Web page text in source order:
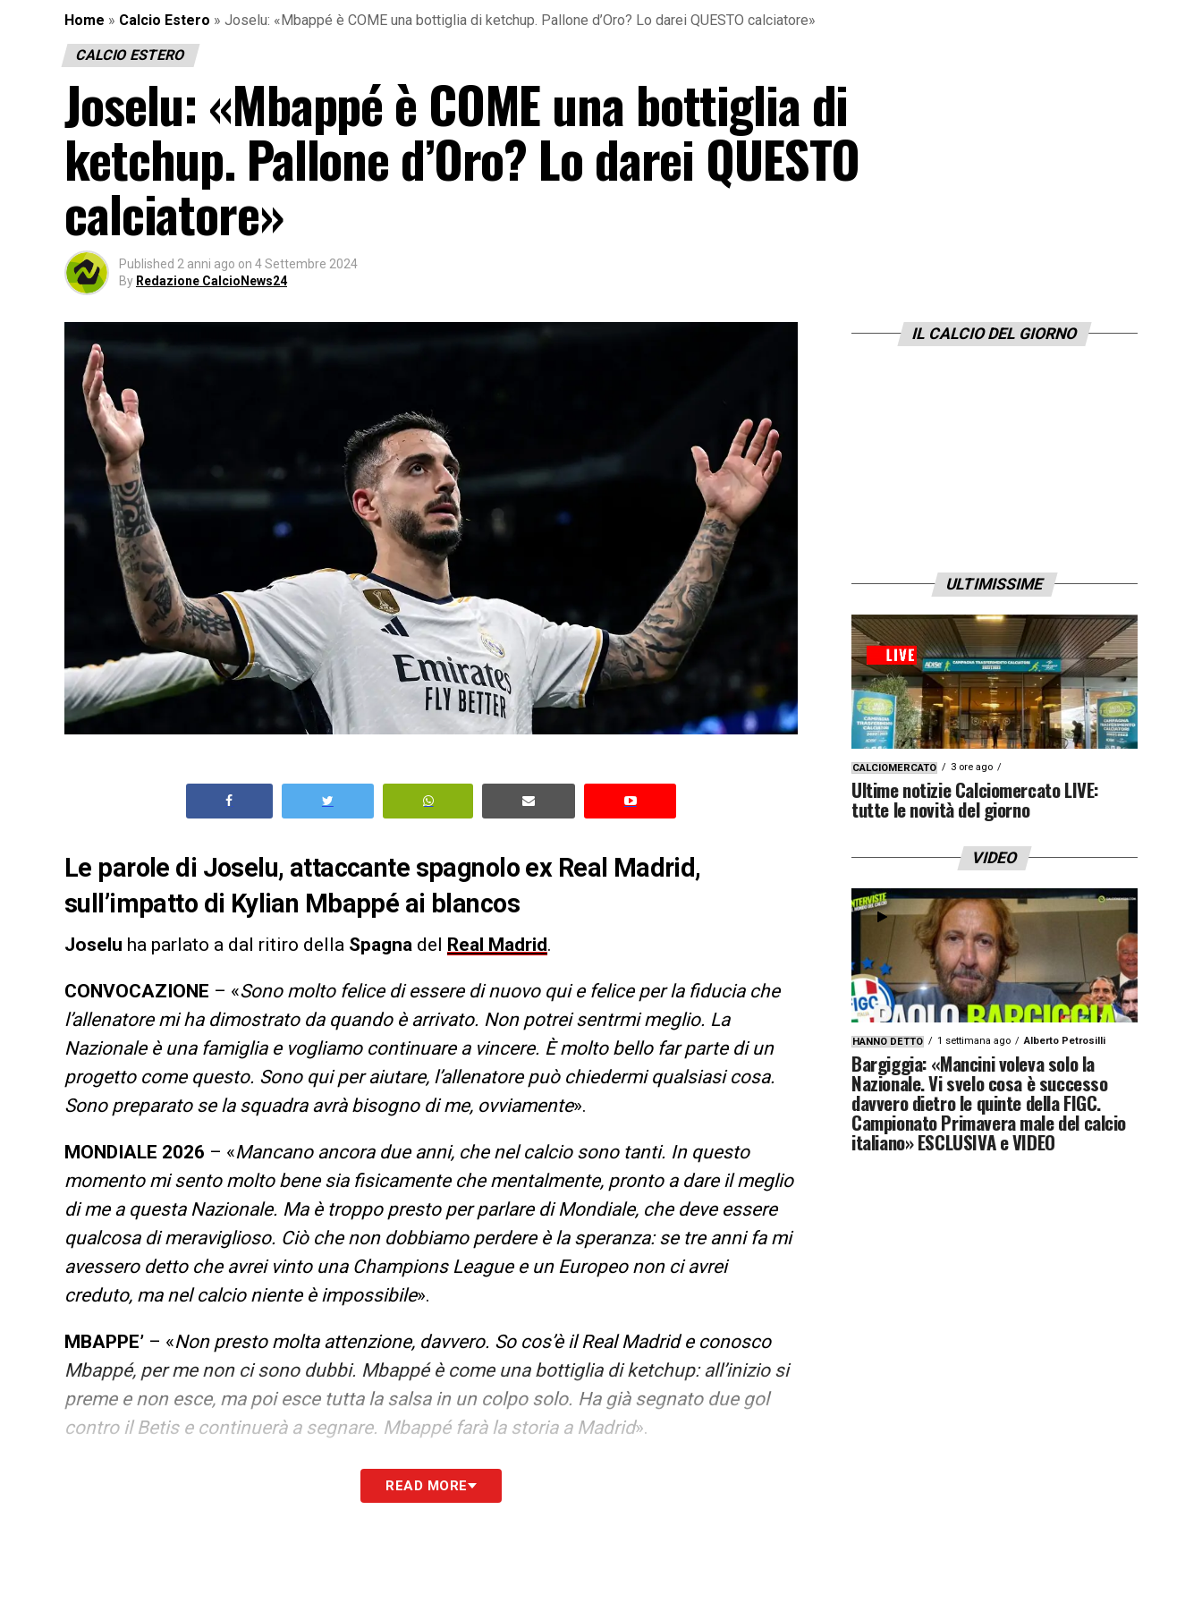
Home » Calcio Estero » Joselu: «Mbappé è COME una bottiglia di ketchup. Pallone d’Oro? Lo darei QUESTO calciatore»
CALCIO ESTERO
Joselu: «Mbappé è COME una bottiglia di
ketchup. Pallone d’Oro? Lo darei QUESTO
calciatore»
Published 2 anni ago on 4 Settembre 2024
By Redazione CalcioNews24
Le parole di Joselu, attaccante spagnolo ex Real Madrid,
sull’impatto di Kylian Mbappé ai blancos
Joselu ha parlato a dal ritiro della Spagna del Real Madrid.
CONVOCAZIONE – «Sono molto felice di essere di nuovo qui e felice per la fiducia che
l’allenatore mi ha dimostrato da quando è arrivato. Non potrei sentrmi meglio. La
Nazionale è una famiglia e vogliamo continuare a vincere. È molto bello far parte di un
progetto come questo. Sono qui per aiutare, l’allenatore può chiedermi qualsiasi cosa.
Sono preparato se la squadra avrà bisogno di me, ovviamente».
MONDIALE 2026 – «Mancano ancora due anni, che nel calcio sono tanti. In questo
momento mi sento molto bene sia fisicamente che mentalmente, pronto a dare il meglio
di me a questa Nazionale. Ma è troppo presto per parlare di Mondiale, che deve essere
qualcosa di meraviglioso. Ciò che non dobbiamo perdere è la speranza: se tre anni fa mi
avessero detto che avrei vinto una Champions League e un Europeo non ci avrei
creduto, ma nel calcio niente è impossibile».
MBAPPE’ – «Non presto molta attenzione, davvero. So cos’è il Real Madrid e conosco
Mbappé, per me non ci sono dubbi. Mbappé è come una bottiglia di ketchup: all’inizio si
preme e non esce, ma poi esce tutta la salsa in un colpo solo. Ha già segnato due gol
contro il Betis e continuerà a segnare. Mbappé farà la storia a Madrid».
Secondo me i candidati sono quattro: Carvajal, Bellingham, Vinicius
e Mbappé. Io lo darei a Carvajal, senza esitazione. Ha vinto tutti i titoli la scorsa stagione
READ MORE
IL CALCIO DEL GIORNO
ULTIMISSIME
CALCIOMERCATO 3 ore ago
Ultime notizie Calciomercato LIVE:
tutte le novità del giorno
VIDEO
HANNO DETTO 1 settimana ago Alberto Petrosilli
Bargiggia: «Mancini voleva solo la
Nazionale. Vi svelo cosa è successo
davvero dietro le quinte della FIGC.
Campionato Primavera male del calcio
italiano» ESCLUSIVA e VIDEO